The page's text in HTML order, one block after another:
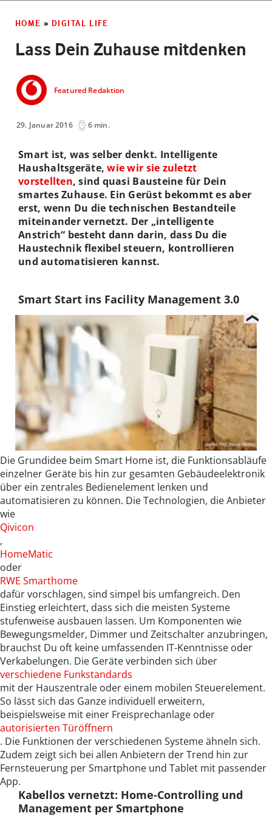
HOME » DIGITAL LIFE
Lass Dein Zuhause mitdenken
Featured Redaktion
29. Januar 2016 6 min.
Smart ist, was selber denkt. Intelligente
Haushaltsgeräte,wie wir sie zuletzt
vorstellten, sind quasi Bausteine für Dein
smartes Zuhause. Ein Gerüst bekommt es aber
erst, wenn Du die technischen Bestandteile
miteinander vernetzt. Der „intelligente
Anstrich“ besteht dann darin, dass Du die
Haustechnik flexibel steuern, kontrollieren
und automatisieren kannst.
Smart Start ins Facility Management 3.0
Die Grundidee beim Smart Home ist, die Funktionsabläufe
einzelner Geräte bis hin zur gesamten Gebäudeelektronik
über ein zentrales Bedienelement lenken und
automatisieren zu können. Die Technologien, die Anbieter
wie
Qivicon
,
HomeMatic
oder
RWE Smarthome
dafür vorschlagen, sind simpel bis umfangreich. Den
Einstieg erleichtert, dass sich die meisten Systeme
stufenweise ausbauen lassen. Um Komponenten wie
Bewegungsmelder, Dimmer und Zeitschalter anzubringen,
brauchst Du oft keine umfassenden IT-Kenntnisse oder
Verkabelungen. Die Geräte verbinden sich über
verschiedene Funkstandards
mit der Hauszentrale oder einem mobilen Steuerelement.
So lässt sich das Ganze individuell erweitern,
beispielsweise mit einer Freisprechanlage oder
autorisierten Türöffnern
. Die Funktionen der verschiedenen Systeme ähneln sich.
Zudem zeigt sich bei allen Anbietern der Trend hin zur
Fernsteuerung per Smartphone und Tablet mit passender
App.
Kabellos vernetzt: Home-Controlling und
Management per Smartphone